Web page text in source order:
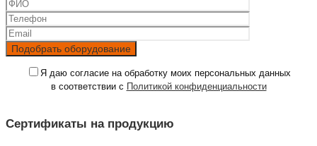
Я даю согласие на обработку моих персональных данных
в соответствии с Политикой конфиденциальности
Сертификаты на продукцию